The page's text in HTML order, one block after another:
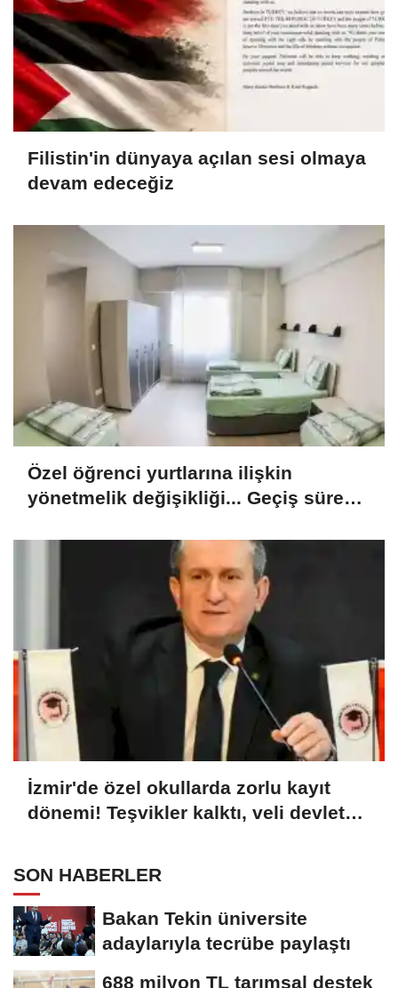
Filistin'in dünyaya açılan sesi olmaya
devam edeceğiz
Özel öğrenci yurtlarına ilişkin
yönetmelik değişikliği... Geçiş süresi
İzmir'de özel okullarda zorlu kayıt
dönemi! Teşvikler kalktı, veli devlet
SON HABERLER
Bakan Tekin üniversite
adaylarıyla tecrübe paylaştı
688 milyon TL tarımsal destek